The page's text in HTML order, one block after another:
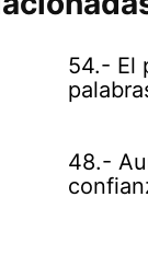
54.- El
48.-